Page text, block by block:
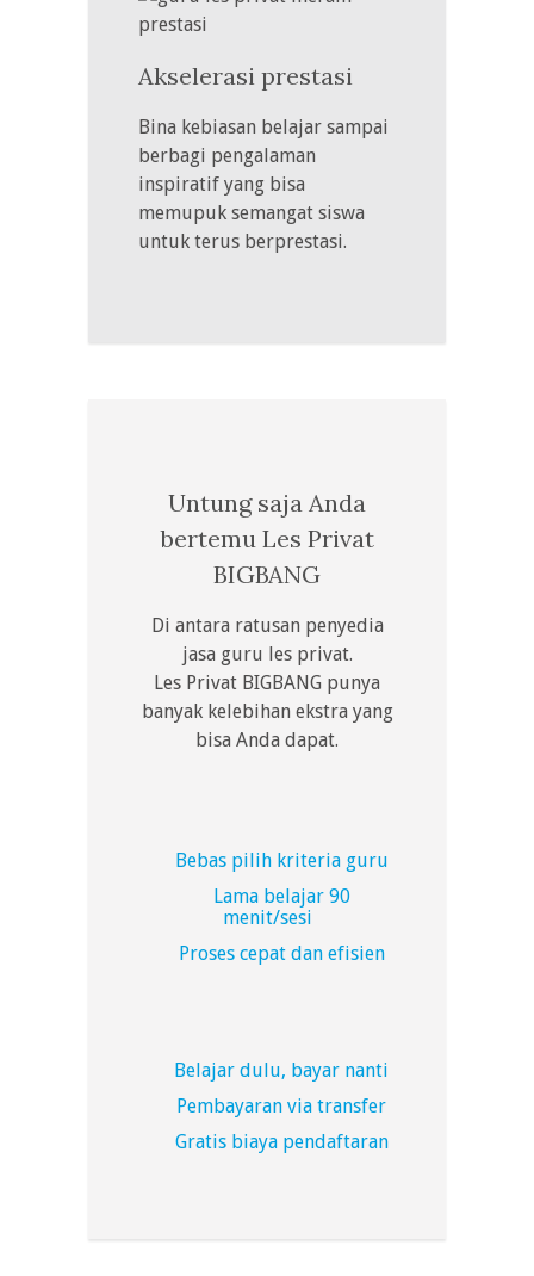
Akselerasi prestasi
Bina kebiasan belajar sampai
berbagi pengalaman
inspiratif yang bisa
memupuk semangat siswa
untuk terus berprestasi.
Untung saja Anda
bertemu Les Privat
BIGBANG
Di antara ratusan penyedia
jasa guru les privat.
Les Privat BIGBANG punya
banyak kelebihan ekstra yang
bisa Anda dapat.
Bebas pilih kriteria guru
Lama belajar 90
menit/sesi
Proses cepat dan efisien
Belajar dulu, bayar nanti
Pembayaran via transfer
Gratis biaya pendaftaran